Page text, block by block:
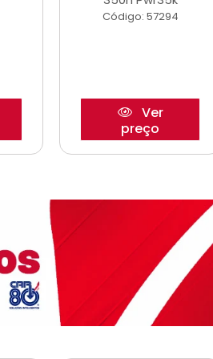
Código: 57294
Ver
preço